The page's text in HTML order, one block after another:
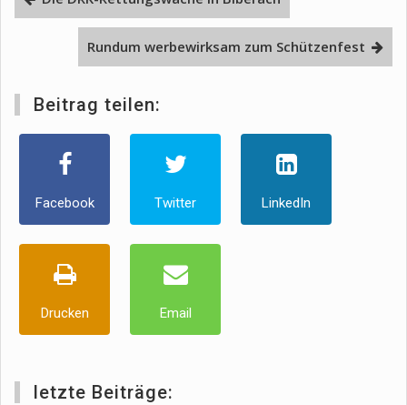
Rundum werbewirksam zum Schützenfest
Beitrag teilen:
Facebook Twitter LinkedIn
Drucken Email
letzte Beiträge: